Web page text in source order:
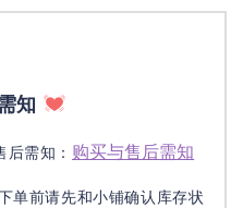
知
需知： 购买与售后需知
单前请先和小铺确认库存状